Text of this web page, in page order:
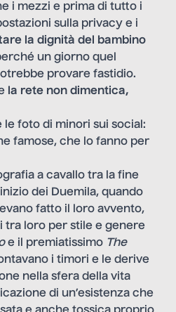
i mezzi e prima di tutto i
sulla privacy e i
la dignità del bambino
un giorno quel
provare fastidio.
la rete non dimentica,
le foto di minori sui social:
famose, che lo fanno per
a cavallo tra la fine
dei Duemila, quando
fatto il loro avvento,
tra loro per stile e genere
e il premiatissimo The
i timori e le derive
nella sfera della vita
di un’esistenza che